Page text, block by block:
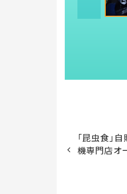
「昆虫食」
機専門店オ